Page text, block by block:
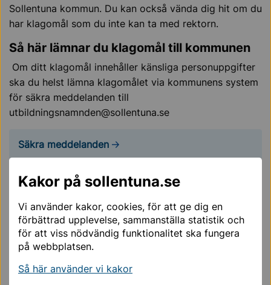
Kakor på sollentuna.se
Vi använder kakor, cookies, för att ge dig en
förbättrad upplevelse, sammanställa statistik och
för att viss nödvändig funktionalitet ska fungera
på webbplatsen.
Så här använder vi kakor
Sollentuna kommun. Du kan också vända dig hit om du
har klagomål som du inte kan ta med rektorn.
Så här lämnar du klagomål till kommunen
Om ditt klagomål innehåller känsliga personuppgifter
ska du helst lämna klagomålet via kommunens system
för säkra meddelanden till
utbildningsnamnden@sollentuna.se
Säkra meddelanden
Om du har frågor, synpunkter eller klagomål som inte
dessa via kommunens e-tjänst eller via kontaktcenter.
Synpunkter och klagomål
Det går också bra att skicka ditt klagomål via post